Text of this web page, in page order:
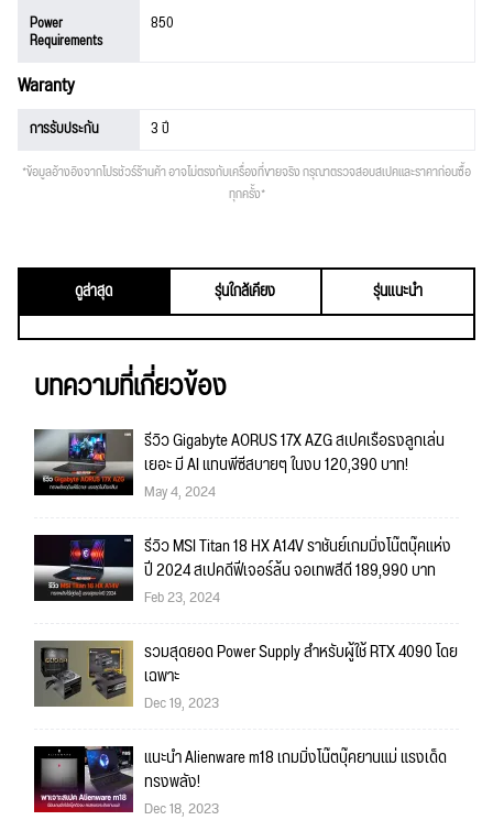
Power
Requirements
850
Waranty
การรับประกัน 3 ปี
*ข้อมูลอ้างอิงจากโปรชัวร์ร้านค้า อาจไม่ตรงกับเครื่องที่ขายจริง กรุณาตรวจสอบสเปคและราคาก่อนซื้อ
ทุกครั้ง*
ดูล่าสุด รุ่นใกล้เคียง รุ่นแนะนำ
บทความที่เกี่ยวข้อง
รีวิว Gigabyte AORUS 17X AZG สเปคเรือธงลูกเล่น
เยอะ มี AI แทนพีซีสบายๆ ในงบ 120,390 บาท!
May 4, 2024
รีวิว MSI Titan 18 HX A14V ราชันย์เกมมิ่งโน๊ตบุ๊คแห่ง
ปี 2024 สเปคดีฟีเจอร์ล้น จอเทพสีดี 189,990 บาท
Feb 23, 2024
รวมสุดยอด Power Supply สำหรับผู้ใช้ RTX 4090 โดย
เฉพาะ
Dec 19, 2023
แนะนำ Alienware m18 เกมมิ่งโน๊ตบุ๊คยานแม่ แรงเด็ด
ทรงพลัง!
Dec 18, 2023